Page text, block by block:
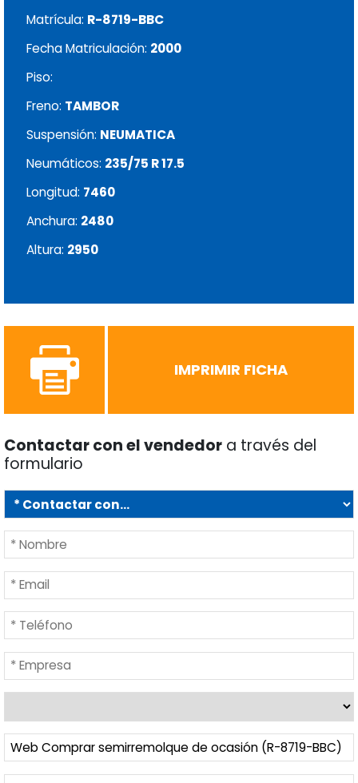
Matrícula: R-8719-BBC
Fecha Matriculación: 2000
Piso:
Freno: TAMBOR
Suspensión: NEUMATICA
Neumáticos: 235/75 R 17.5
Longitud: 7460
Anchura: 2480
Altura: 2950
IMPRIMIR FICHA
Contactar con el vendedor a través del
formulario